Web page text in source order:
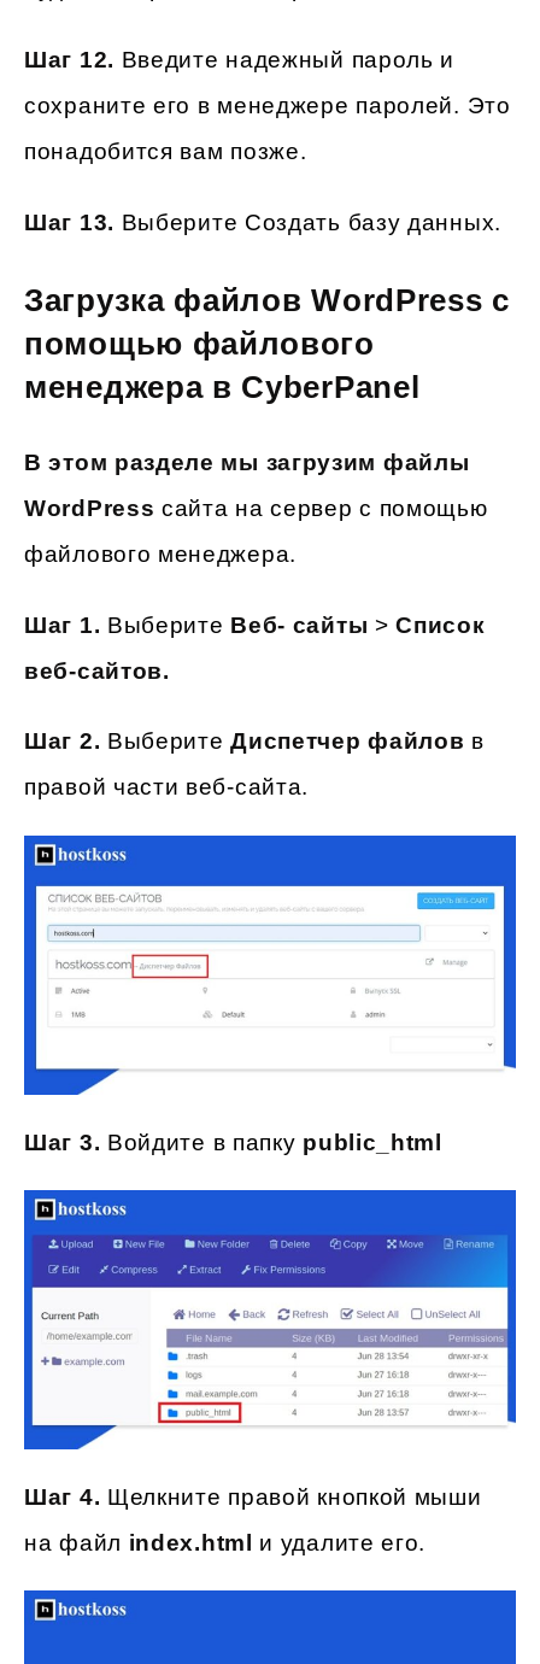
Шаг 12. Введите надежный пароль и
сохраните его в менеджере паролей. Это
понадобится вам позже.
Шаг 13. Выберите Создать базу данных.
Загрузка файлов WordPress с
помощью файлового
менеджера в CyberPanel
В этом разделе мы загрузим файлы
WordPress сайта на сервер с помощью
файлового менеджера.
Шаг 1. Выберите Веб- сайты >Список
веб-сайтов.
Шаг 2. ВыберитеДиспетчер файлов в
правой части веб-сайта.
Шаг 3. Войдите в папку public_html
Шаг 4. Щелкните правой кнопкой мыши
на файл index.html и удалите его.